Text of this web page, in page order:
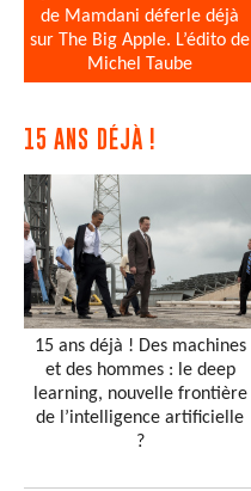
de Mamdani déferle déjà
sur The Big Apple. L’édito de
Michel Taube
15 ANS DÉJÀ !
15 ans déjà ! Des machines
et des hommes : le deep
learning, nouvelle frontière
de l’intelligence artificielle
?